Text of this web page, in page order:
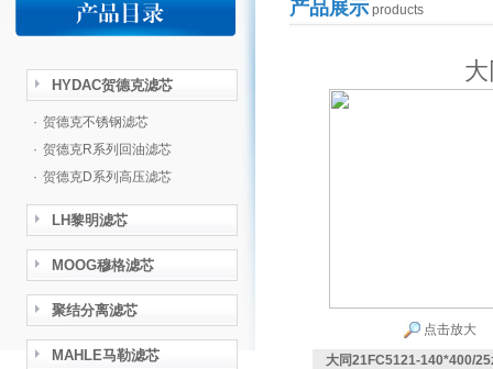
HYDAC贺德克滤芯
· 贺德克不锈钢滤芯
· 贺德克R系列回油滤芯
· 贺德克D系列高压滤芯
LH黎明滤芯
MOOG穆格滤芯
聚结分离滤芯
MAHLE马勒滤芯
产品展示products
点击放大
大同21FC5121-140*400/